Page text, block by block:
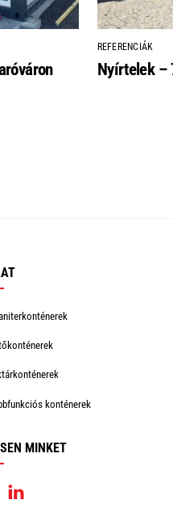
REFERENCIÁK
Nyírtelek –
konténerek
MINKET